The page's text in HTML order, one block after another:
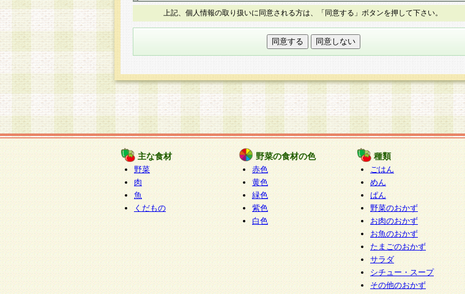
は第三者に提供しません。
個人情報の取り扱いを外部に委託する場合は、当社が規定する個人情報管理基準を満た
す企業を選定して委託を行い、適切な取り扱いが行われるよう監督します。
本人からの求めにより、当社が本件により取得した開示対象個人情報の利用目的の通
知・開示・内容の訂正・追加または削除・利用の停止・消去及び第三者への提供の禁止
（以下、総称して「開示等」といいます。）に応じます。
開示等に応じる窓口は以下になります。
ぱくすく食堂個人情報お客様相談窓口
paku-info@pakusuku.com
個人情報を与えることは任意ですが、個人情報の取扱いについて同意をいただけない場
合には、当社のサービスの提供、お客様からのお問い合わせ・ご相談への対応ができな
い場合がございますのでご了承ください。
上記、個人情報の取り扱いに同意される方は、「同意する」ボタンを押して下さい。
主な食材
野菜
肉
魚
くだもの
野菜の食材の色
赤色
黄色
緑色
紫色
白色
種類
ごはん
めん
ぱん
野菜のおかず
お肉のおかず
お魚のおかず
たまごのおかず
サラダ
シチュー・スープ
その他のおかず